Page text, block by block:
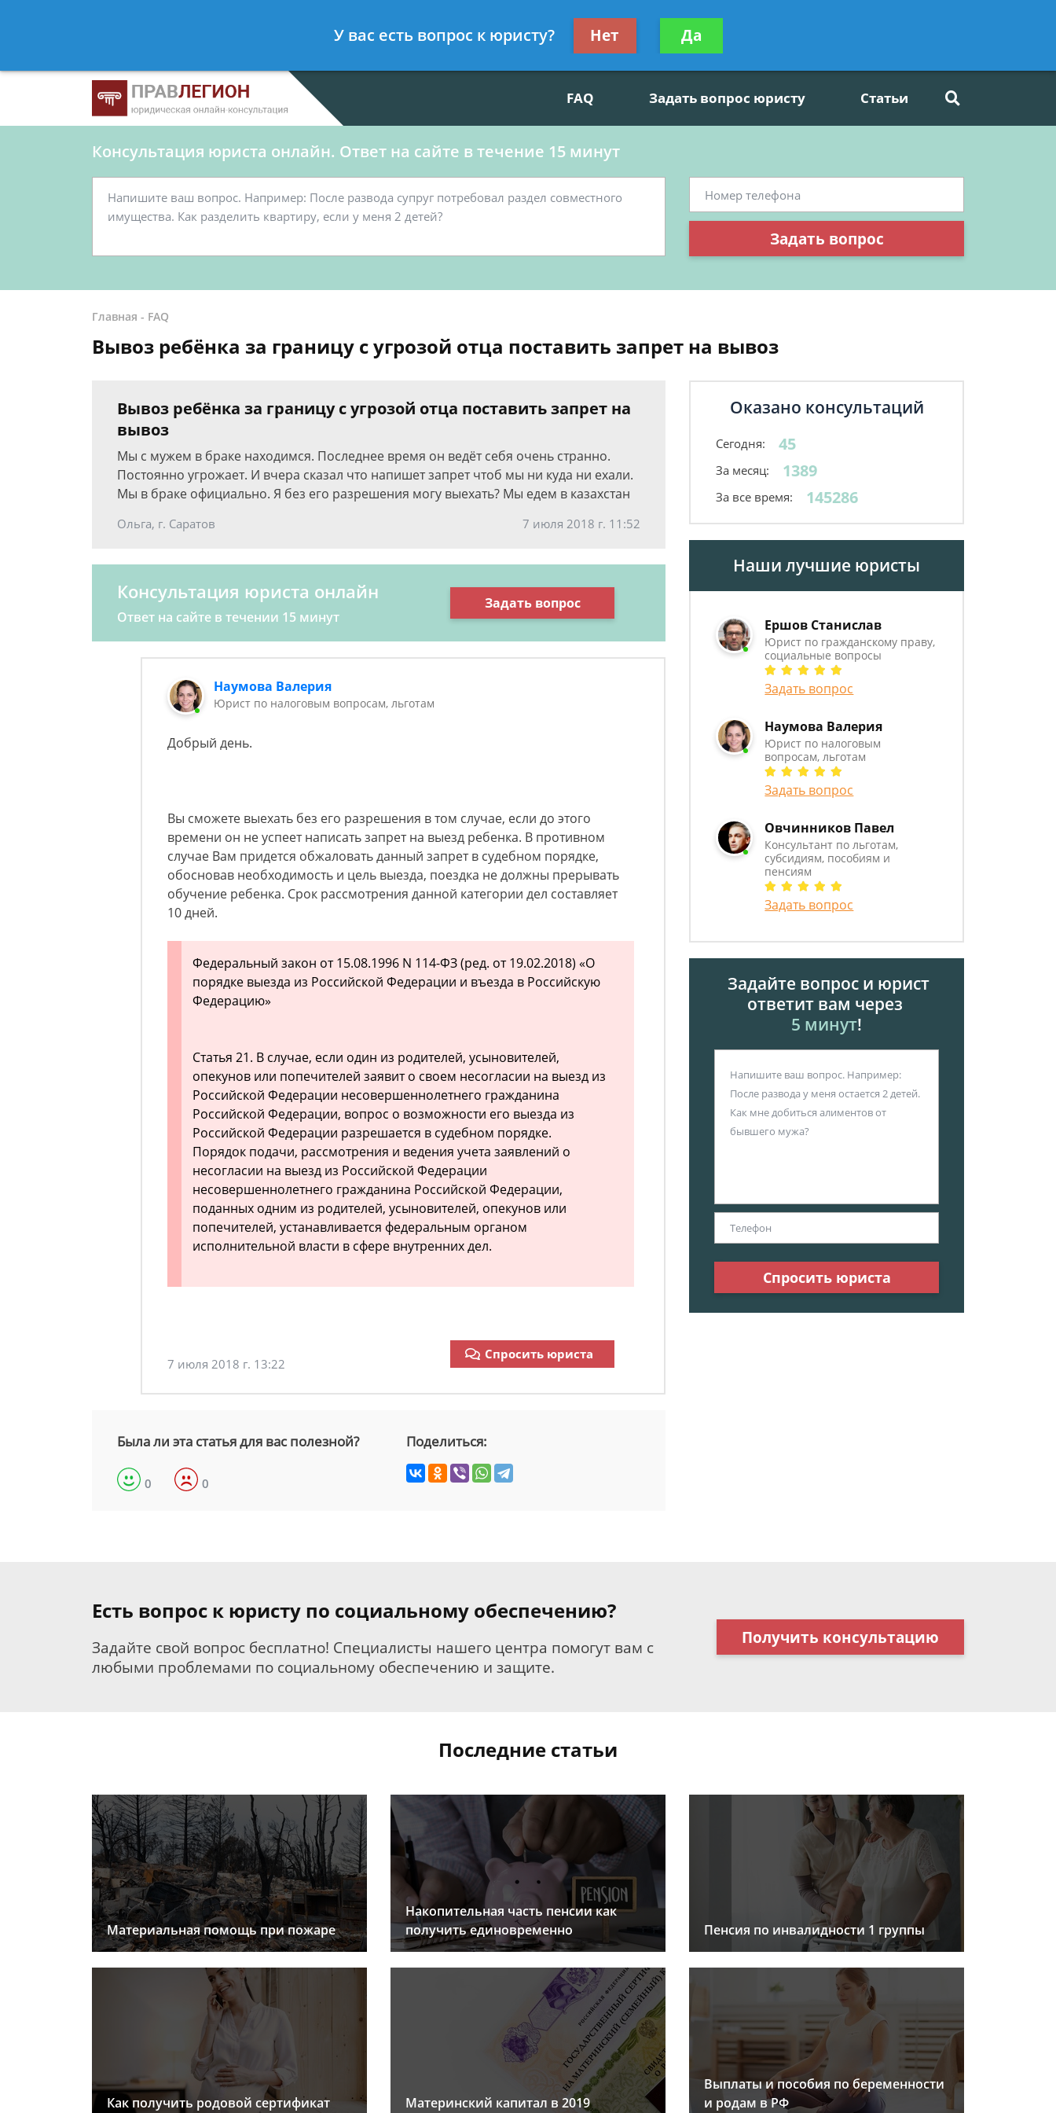
- Юрист по гражданскому праву, социальные вопросы
Получите консультацию
бесплатно
FAQ Задать вопрос юристу Статьи
Консультация юриста онлайн. Ответ на сайте в течение 15 минут
Задать вопрос
Главная - FAQ
Вывоз ребёнка за границу с угрозой отца поставить запрет на вывоз
Вывоз ребёнка за границу с угрозой отца поставить запрет на
вывоз
Мы с мужем в браке находимся. Последнее время он ведёт себя очень странно.
Постоянно угрожает. И вчера сказал что напишет запрет чтоб мы ни куда ни ехали.
Мы в браке официально. Я без его разрешения могу выехать? Мы едем в казахстан
Ольга, г. Саратов 7 июля 2018 г. 11:52
Консультация юриста онлайн
Ответ на сайте в течении 15 минут
Задать вопрос
Наумова Валерия
Юрист по налоговым вопросам, льготам
Добрый день.
Вы сможете выехать без его разрешения в том случае, если до этого
времени он не успеет написать запрет на выезд ребенка. В противном
случае Вам придется обжаловать данный запрет в судебном порядке,
обосновав необходимость и цель выезда, поездка не должны прерывать
обучение ребенка. Срок рассмотрения данной категории дел составляет
10 дней.
Федеральный закон от 15.08.1996 N 114-ФЗ (ред. от 19.02.2018) «О
порядке выезда из Российской Федерации и въезда в Российскую
Федерацию»
Статья 21. В случае, если один из родителей, усыновителей,
опекунов или попечителей заявит о своем несогласии на выезд из
Российской Федерации несовершеннолетнего гражданина
Российской Федерации, вопрос о возможности его выезда из
Российской Федерации разрешается в судебном порядке.
Порядок подачи, рассмотрения и ведения учета заявлений о
несогласии на выезд из Российской Федерации
несовершеннолетнего гражданина Российской Федерации,
поданных одним из родителей, усыновителей, опекунов или
попечителей, устанавливается федеральным органом
исполнительной власти в сфере внутренних дел.
7 июля 2018 г. 13:22
Спросить юриста
Была ли эта статья для вас полезной?
0 0
Поделиться:
Оказано консультаций
Сегодня: 45
За месяц: 1389
За все время: 145286
Наши лучшие юристы
Ершов Станислав
Юрист по гражданскому праву,
социальные вопросы
Задать вопрос
Наумова Валерия
Юрист по налоговым
вопросам, льготам
Задать вопрос
Овчинников Павел
Консультант по льготам,
субсидиям, пособиям и
пенсиям
Задать вопрос
Задайте вопрос и юрист
ответит вам через
5 минут!
Спросить юриста
Есть вопрос к юристу по социальному обеспечению?
Задайте свой вопрос бесплатно! Специалисты нашего центра помогут вам с
любыми проблемами по социальному обеспечению и защите.
Получить консультацию
Последние статьи
Материальная помощь при пожаре
Накопительная часть пенсии как
получить единовременно
Пенсия по инвалидности 1 группы
Как получить родовой сертификат Материнский капитал в 2019
Выплаты и пособия по беременности
и родам в РФ
У вас есть вопрос к юристу? Нет Да